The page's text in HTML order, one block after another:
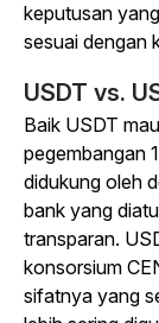
keputusan
sesuai dengan
USDT vs.
Baik USDT
pegembangan
didukung oleh
bank yang
transparan.
konsorsium
sifatnya yang